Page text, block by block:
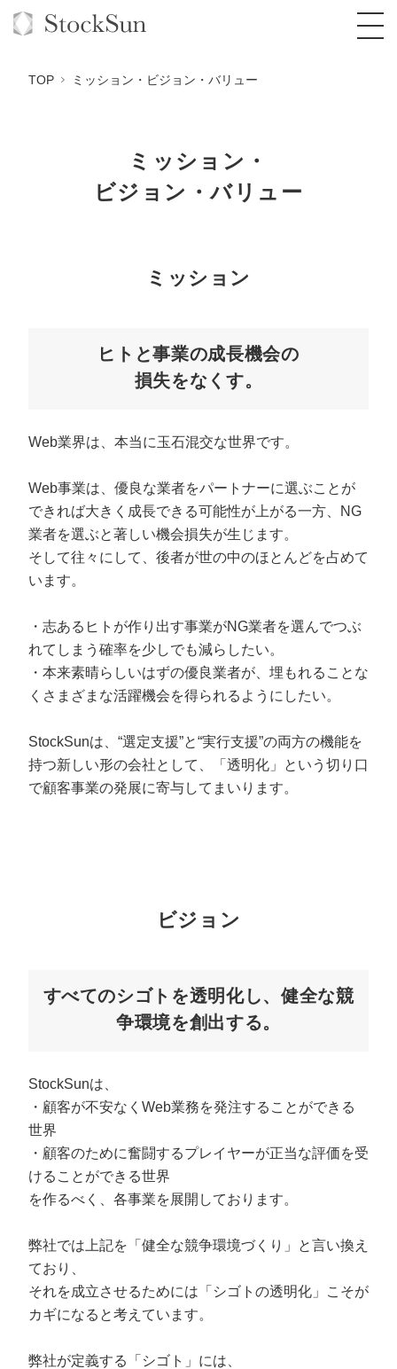
オーダーメイド支援
クレーム窓口
定額制採用代行・RPO『トルトルくん』
営業改善特化の動画制作『動画でカリトルく
定額LINE運用代行『LINEマキトルくん』
格安でAI導入支援『あいのりAI』
1本無料で記事を制作『SEOトライアル』
採用YouTubeチャンネル構築『トリトル』
広告運用
YouTubeディレクター
会社概要・役員紹介
ミッション・ビジョン・バリュー
代表メッセージ（岩野圭佑）
取締役メッセージ（株本祐己）
業務委託
動画ディレクター
営業
正社員
マーケマネージャー
TOP ミッション・ビジョン・バリュー
ミッション・
ビジョン・バリュー
ミッション
ヒトと事業の成長機会の
損失をなくす。
Web業界は、本当に玉石混交な世界です。
Web事業は、優良な業者をパートナーに選ぶことが
できれば大きく成長できる可能性が上がる一方、NG
業者を選ぶと著しい機会損失が生じます。
そして往々にして、後者が世の中のほとんどを占めて
います。
・志あるヒトが作り出す事業がNG業者を選んでつぶ
れてしまう確率を少しでも減らしたい。
・本来素晴らしいはずの優良業者が、埋もれることな
くさまざまな活躍機会を得られるようにしたい。
StockSunは、“選定支援”と“実行支援”の両方の機能を
持つ新しい形の会社として、「透明化」という切り口
で顧客事業の発展に寄与してまいります。
ビジョン
すべてのシゴトを透明化し、健全な競
争環境を創出する。
StockSunは、
・顧客が不安なくWeb業務を発注することができる
世界
・顧客のために奮闘するプレイヤーが正当な評価を受
けることができる世界
を作るべく、各事業を展開しております。
弊社では上記を「健全な競争環境づくり」と言い換え
ており、
それを成立させるためには「シゴトの透明化」こそが
カギになると考えています。
弊社が定義する「シゴト」には、